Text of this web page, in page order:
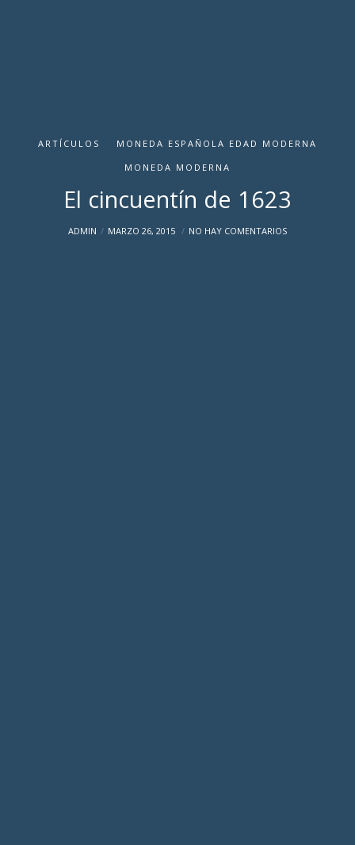
ARTÍCULOS
MONEDA ESPAÑOLA EDAD MODERNA
MONEDA MODERNA
El cincuentín de 1623
ADMIN MARZO 26, 2015 NO HAY COMENTARIOS